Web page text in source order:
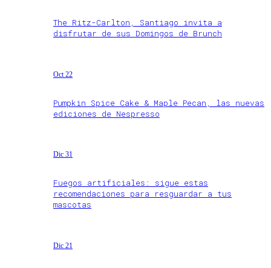
The Ritz-Carlton, Santiago invita a
disfrutar de sus Domingos de Brunch
Oct 22
Pumpkin Spice Cake & Maple Pecan, las nuevas
ediciones de Nespresso
Dic 31
Fuegos artificiales: sigue estas
recomendaciones para resguardar a tus
mascotas
Dic 21